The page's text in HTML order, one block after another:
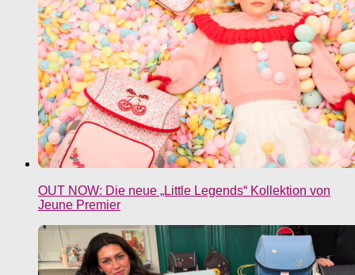
OUT NOW: Die neue „Little Legends“ Kollektion von
Jeune Premier